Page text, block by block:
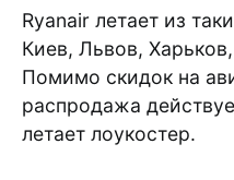
Ryanair летает из
Киев, Львов,
Помимо скидок на
распродажа
летает лоукостер.